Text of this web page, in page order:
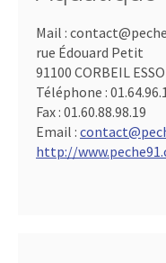
Mail :
rue Édouard Petit
91100 CORBEIL
Téléphone :
Fax : 01.60.88.98.19
Email :
http://